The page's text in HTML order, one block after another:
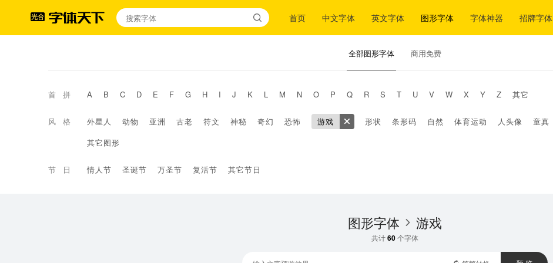
首页 中文字体 英文字体 图形字体 字体神器 招牌字体
全部图形字体 商用免费
首拼 A B C D E F G H I J K L M N O P Q R S T U V W X Y Z 其它
风格 外星人 动物 亚洲 古老 符文 神秘 奇幻 恐怖 游戏 形状 条形码 自然 体育运动 人头像 童真
其它图形
节日 情人节 圣诞节 万圣节 复活节 其它节日
图形字体 游戏
共计60个字体